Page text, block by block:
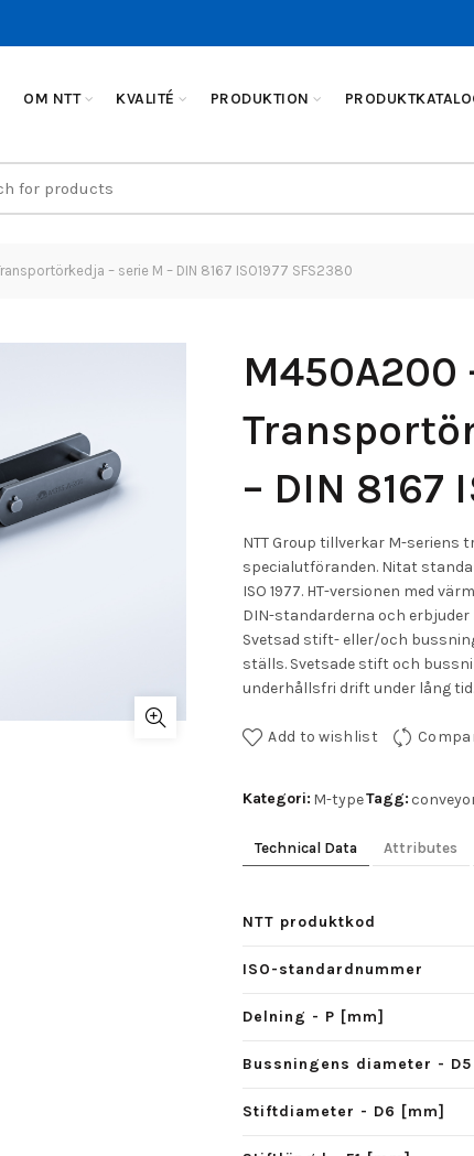
OM NTT KVALITÉ PRODUKTION
– serie M – DIN 8167 ISO1977 SFS2380
M450A200
– DIN 8167
NTT Group tillverkar M-
specialutföranden. Nitat
ISO 1977. HT-versionen med
DIN-standarderna och
Svetsad stift- eller/och
ställs. Svetsade stift och
underhållsfri drift under lång tid.
Add to wishlist
Kategori: M-typeTagg:
Technical Data Attributes
NTT produktkod
ISO-standardnummer
Delning - P [mm]
Bussningens diameter - D5
Stiftdiameter - D6 [mm]